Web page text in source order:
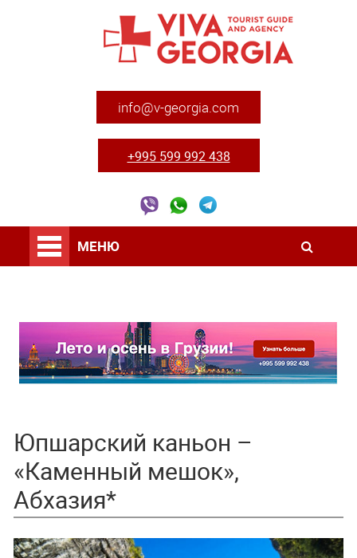
info@v-georgia.com
+995 599 992 438
МЕНЮ
Юпшарский каньон –
«Каменный мешок»,
Абхазия*